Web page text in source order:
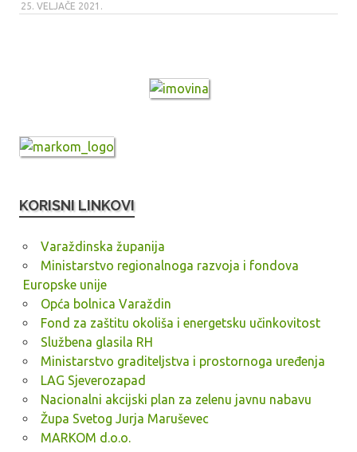
25. VELJAČE 2021.
KORISNI LINKOVI
Varaždinska županija
Ministarstvo regionalnoga razvoja i fondova
Europske unije
Opća bolnica Varaždin
Fond za zaštitu okoliša i energetsku učinkovitost
Službena glasila RH
Ministarstvo graditeljstva i prostornoga uređenja
LAG Sjeverozapad
Nacionalni akcijski plan za zelenu javnu nabavu
Župa Svetog Jurja Maruševec
MARKOM d.o.o.